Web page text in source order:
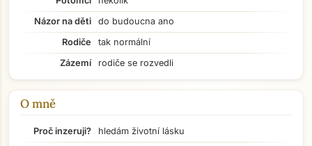
Přejít na hlavní obsah
Názor na děti
do budoucna ano
Rodiče
tak normální
Zázemí
rodiče se rozvedli
O mně
Proč inzeruji?
hledám životní lásku